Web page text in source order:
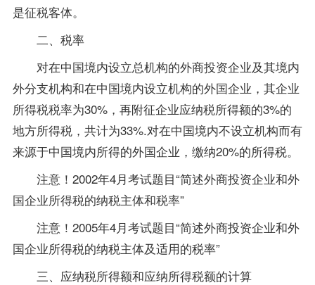
是征税客体。
二、税率
对在中国境内设立总机构的外商投资企业及其境内
外分支机构和在中国境内设立机构的外国企业，其企业
所得税税率为30%，再附征企业应纳税所得额的3%的
地方所得税，共计为33%.对在中国境内不设立机构而有
来源于中国境内所得的外国企业，缴纳20%的所得税。
注意！2002年4月考试题目“简述外商投资企业和外
国企业所得税的纳税主体和税率”
注意！2005年4月考试题目“简述外商投资企业和外
国企业所得税的纳税主体及适用的税率”
三、应纳税所得额和应纳所得税额的计算